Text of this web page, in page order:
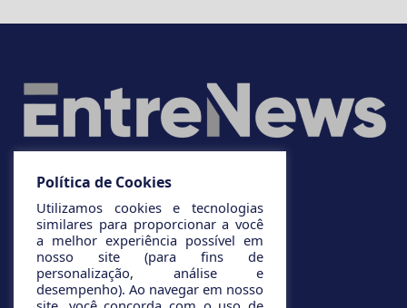
Política de Cookies
Utilizamos cookies e tecnologias
similares para proporcionar a você
a melhor experiência possível em
nosso site (para fins de
personalização, análise e
desempenho). Ao navegar em nosso